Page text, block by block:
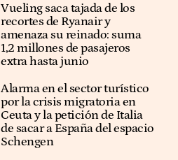
Vueling saca tajada de los
recortes de Ryanair y
amenaza su reinado: suma
1,2 millones de pasajeros
extra hasta junio
Alarma en el sector turístico
por la crisis migratoria en
Ceuta y la petición de Italia
de sacar a España del espacio
Schengen